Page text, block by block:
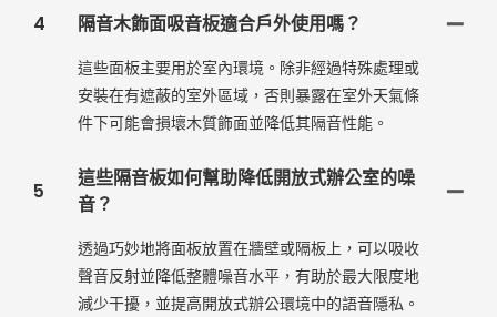
4 隔音木飾面吸音板適合戶外使用嗎？
這些面板主要用於室內環境。除非經過特殊處理或
安裝在有遮蔽的室外區域，否則暴露在室外天氣條
件下可能會損壞木質飾面並降低其隔音性能。
5
這些隔音板如何幫助降低開放式辦公室的噪
音？
透過巧妙地將面板放置在牆壁或隔板上，可以吸收
聲音反射並降低整體噪音水平，有助於最大限度地
減少干擾，並提高開放式辦公環境中的語音隱私。